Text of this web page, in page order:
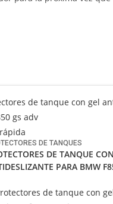
DE TANQUES
DE TANQUE
PARA BMW